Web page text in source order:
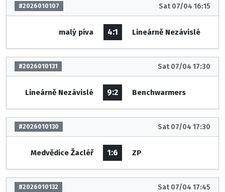
#2026010107 Sat 07/04 16:15
malý píva 4:1 Lineárně Nezávislé
#2026010131 Sat 07/04 17:30
Lineárně Nezávislé 9:2 Benchwarmers
#2026010130 Sat 07/04 17:30
Medvědice Žacléř 1:6 ZP
#2026010132 Sat 07/04 17:45